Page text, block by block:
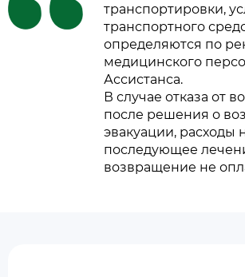
транспортировки,
транспортного
определяются по
медицинского
Ассистанса.
В случае отказа от
после решения о
эвакуации, расходы
последующее
возвращение не